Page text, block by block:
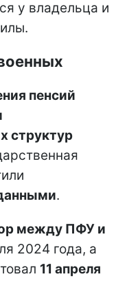
у владельца и
пенсий
структур
.
между ПФУ и
2024 года, а
11 апреля